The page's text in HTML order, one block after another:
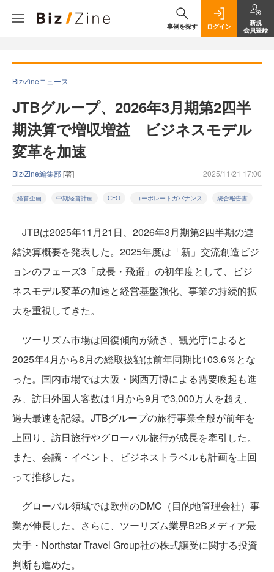
事例を探す ログイン
新規
会員登録
Biz/Zineニュース
JTBグループ、2026年3月期第2四半
期決算で増収増益 ビジネスモデル
変革を加速
Biz/Zine編集部[著] 2025/11/21 17:00
経営企画 中期経営計画 CFO コーポレートガバナンス 統合報告書
JTBは2025年11月21日、2026年3月期第2四半期の連
結決算概要を発表した。2025年度は「新」交流創造ビジ
ョンのフェーズ3「成長・飛躍」の初年度として、ビジ
ネスモデル変革の加速と経営基盤強化、事業の持続的拡
大を重視してきた。
ツーリズム市場は回復傾向が続き、観光庁によると
2025年4月から8月の総取扱額は前年同期比103.6％とな
った。国内市場では大阪・関西万博による需要喚起も進
み、訪日外国人客数は1月から9月で3,000万人を超え、
過去最速を記録。JTBグループの旅行事業全般が前年を
上回り、訪日旅行やグローバル旅行が成長を牽引した。
また、会議・イベント、ビジネストラベルも計画を上回
って推移した。
グローバル領域では欧州のDMC（目的地管理会社）事
業が伸長した。さらに、ツーリズム業界B2Bメディア最
大手・Northstar Travel Group社の株式譲受に関する投資
判断も進めた。